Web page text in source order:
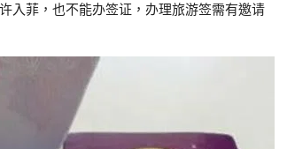
入菲，也不能办签证，办理旅游签需有邀请